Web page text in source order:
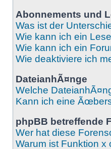
Abonnements und
Was ist der
Wie kann ich ein
Wie kann ich ein
Wie deaktiviere ich
DateianhÃ¤nge
Welche
Kann ich eine
phpBB betreffende
Wer hat diese
Warum ist Funktion x